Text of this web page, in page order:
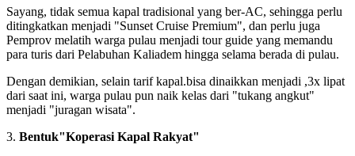
Sayang, tidak semua kapal tradisional yang ber-AC, sehingga perlu
ditingkatkan menjadi "Sunset Cruise Premium", dan perlu juga
Pemprov melatih warga pulau menjadi tour guide yang memandu
para turis dari Pelabuhan Kaliadem hingga selama berada di pulau.
Dengan demikian, selain tarif kapal.bisa dinaikkan menjadi ,3x lipat
dari saat ini, warga pulau pun naik kelas dari "tukang angkut"
menjadi "juragan wisata".
3. Bentuk"Koperasi Kapal Rakyat"